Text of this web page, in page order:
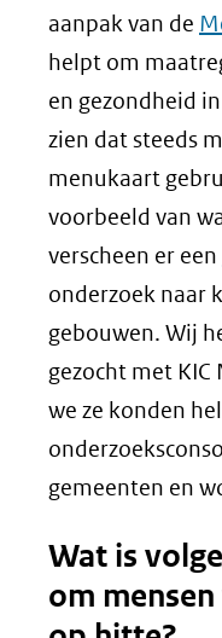
aanpak van de
helpt om
en gezondheid
zien dat steeds
menukaart
voorbeeld van
verscheen er een
onderzoek naar
gebouwen. Wij
gezocht met KIC
we ze konden
gemeenten en
Wat is
om